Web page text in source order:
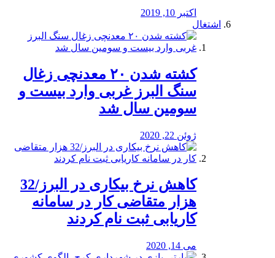
اکتبر 10, 2019
اشتغال
کشته شدن ۲۰ معدنچی زغال
سنگ البرز غربی وارد بیست و
سومین سال شد
ژوئن 22, 2020
کاهش نرخ بیکاری در البرز/32
هزار متقاضی کار در سامانه
کاریابی ثبت نام کردند
می 14, 2020